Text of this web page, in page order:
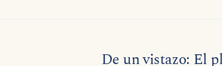
Empiece a escribir para buscar entre modelos, sites y artículos
De un vistazo: El